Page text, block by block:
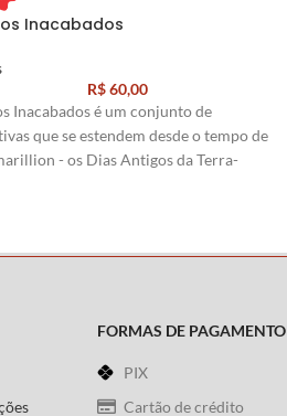
Inacabados
R$60,00
Inacabados é um conjunto de
que se estendem desde o tempo de
- os Dias Antigos da Terra-
a enviar os anões à celebrada festa em
e uma descrição da organização
FORMAS DE PAGAMENTO
PIX
Cartão de crédito